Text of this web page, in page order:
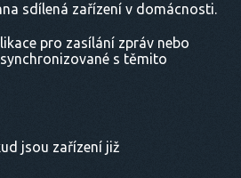
sdílená zařízení v domácnosti.
pro zasílání zpráv nebo
s těmito
jsou zařízení již